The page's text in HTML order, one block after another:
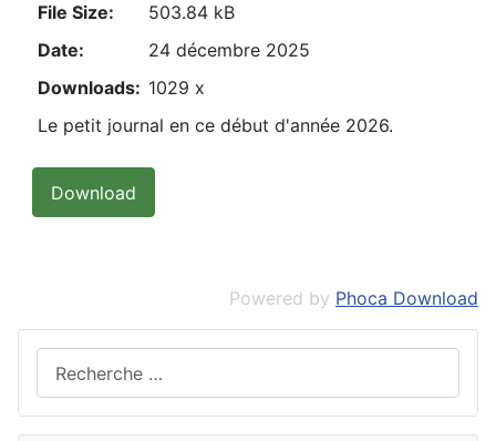
File Size:
503.84 kB
Date:
24 décembre 2025
Downloads: 1029 x
Le petit journal en ce début d'année 2026.
Powered by Phoca Download